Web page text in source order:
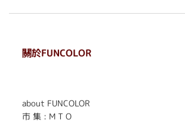
關於FUNCOLOR
about FUNCOLOR
市 集 : M T O